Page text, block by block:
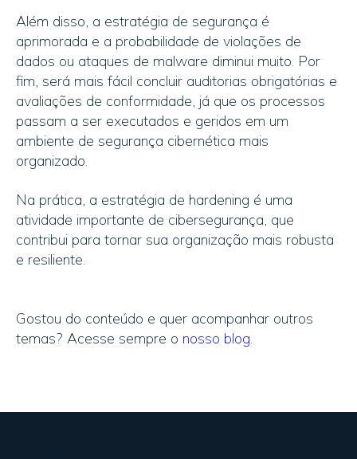
Além disso, a estratégia de segurança é
aprimorada e a probabilidade de violações de
dados ou ataques de malware diminui muito. Por
fim, será mais fácil concluir auditorias obrigatórias e
avaliações de conformidade, já que os processos
passam a ser executados e geridos em um
ambiente de segurança cibernética mais
organizado.
Na prática, a estratégia de hardening é uma
atividade importante de cibersegurança, que
contribui para tornar sua organização mais robusta
e resiliente.
Gostou do conteúdo e quer acompanhar outros
temas? Acesse sempre o nosso blog.